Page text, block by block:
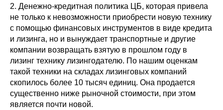
2. Денежно-кредитная политика ЦБ, которая привела
не только к невозможности приобрести новую технику
с помощью финансовых инструментов в виде кредита
и лизинга, но и вынуждает транспортные и другие
компании возвращать взятую в прошлом году в
лизинг технику лизингодателю. По нашим оценкам
такой техники на складах лизинговых компаний
скопилось более 10 тысяч единиц. Она продается
существенно ниже рыночной стоимости, при этом
является почти новой.